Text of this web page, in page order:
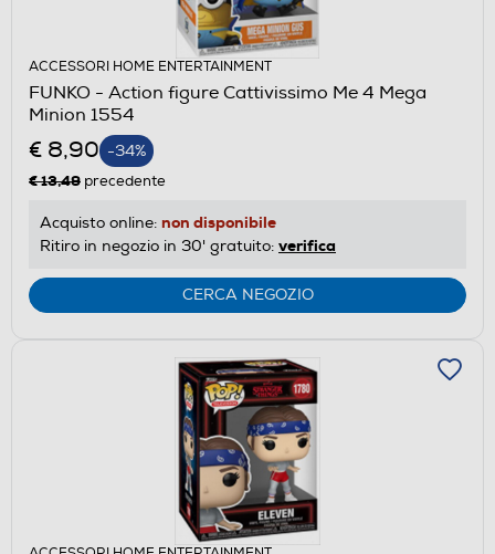
ACCESSORI HOME ENTERTAINMENT
FUNKO - Action figure Cattivissimo Me 4 Mega
Minion 1554
€ 8,90 -34%
€ 13,49 precedente
Acquisto online: non disponibile
Ritiro in negozio in 30' gratuito: verifica
CERCA NEGOZIO